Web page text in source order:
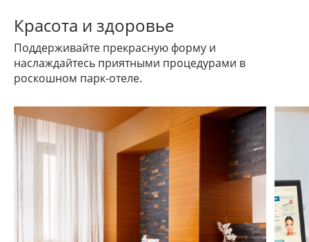
Красота и здоровье
Поддерживайте прекрасную форму и
наслаждайтесь приятными процедурами в
роскошном парк-отеле.